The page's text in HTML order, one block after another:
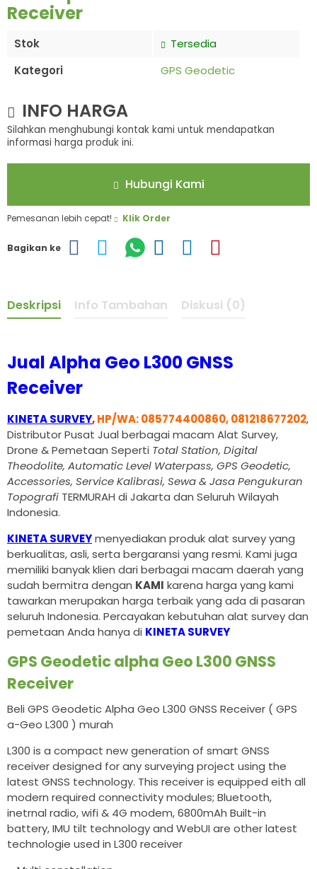
Receiver
Stok
Tersedia
Kategori
GPS Geodetic
INFO HARGA
Silahkan menghubungi kontak kami untuk mendapatkan
informasi harga produk ini.
Hubungi Kami
Pemesanan lebih cepat! Klik Order
Bagikan ke
Deskripsi Info Tambahan Diskusi (0)
Jual Alpha Geo L300 GNSS
Receiver
KINETA SURVEY,HP/WA: 085774400860, 081218677202,
Distributor Pusat Jual berbagai macam Alat Survey,
Drone & Pemetaan Seperti Total Station, Digital
Theodolite, Automatic Level Waterpass, GPS Geodetic,
Accessories, Service Kalibrasi, Sewa & Jasa Pengukuran
Topografi TERMURAH di Jakarta dan Seluruh Wilayah
Indonesia.
KINETA SURVEYmenyediakan produk alat survey yang
berkualitas, asli, serta bergaransi yang resmi. Kami juga
memiliki banyak klien dari berbagai macam daerah yang
sudah bermitra dengan KAMI karena harga yang kami
tawarkan merupakan harga terbaik yang ada di pasaran
seluruh Indonesia. Percayakan kebutuhan alat survey dan
pemetaan Anda hanya di KINETA SURVEY
GPS Geodetic alpha Geo L300 GNSS
Receiver
Beli GPS Geodetic Alpha Geo L300 GNSS Receiver ( GPS
a-Geo L300 ) murah
L300 is a compact new generation of smart GNSS
receiver designed for any surveying project using the
latest GNSS technology. This receiver is equipped eith all
modern required connectivity modules; Bluetooth,
inetrnal radio, wifi & 4G modem, 6800mAh Built-in
battery, IMU tilt technology and WebUI are other latest
technologie used in L300 receiver